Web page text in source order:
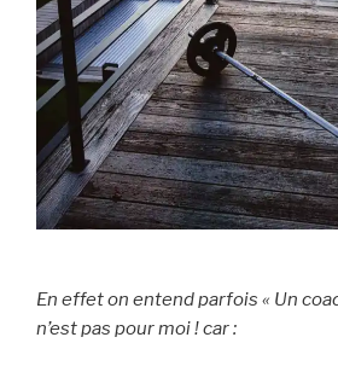
En effet on entend parfois « Un
n’est pas pour moi ! car :